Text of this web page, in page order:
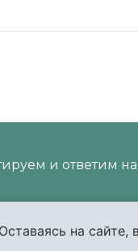
и ответим
Услуги
на сайте,